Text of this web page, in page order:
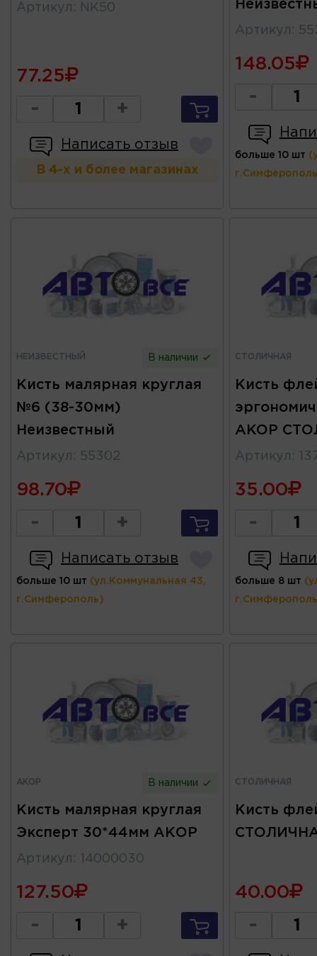
Артикул : NK50
77.25
- +
Написать отзыв
В 4-х и более магазинах
Артикул :
148.05
-
больше 10 шт
НЕИЗВЕСТНЫЙ В наличии
Кисть малярная круглая
№6 (38-30мм)
Неизвестный
Артикул : 55302
98.70
- +
Написать отзыв
больше 10 шт (ул.Коммунальная 43,
г.Симферополь)
СТОЛИЧНАЯ
Кисть
AKOP
Артикул :
35.00
-
больше 8 шт
АКОР В наличии
Кисть малярная круглая
Эксперт 30*44мм АКОР
Артикул : 14000030
127.50
- +
СТОЛИЧНАЯ
Кисть
40.00
-